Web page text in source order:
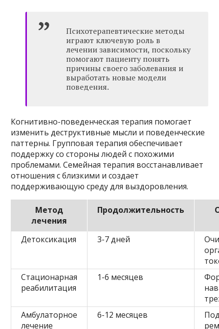
Психотерапевтические методы
играют ключевую роль в
лечении зависимости, поскольку
помогают пациенту понять
причины своего заболевания и
выработать новые модели
поведения.
Когнитивно-поведенческая терапия помогает
изменить деструктивные мысли и поведенческие
паттерны. Групповая терапия обеспечивает
поддержку со стороны людей с похожими
проблемами. Семейная терапия восстанавливает
отношения с близкими и создает
поддерживающую среду для выздоровления.
Метод
лечения
Продолжительность
Детоксикация 3-7 дней
Стационарная
реабилитация
1-6 месяцев
Амбулаторное
лечение
6-12 месяцев